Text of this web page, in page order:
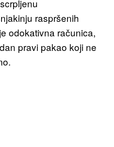
raspršenih
odokativna računica,
pravi pakao koji ne